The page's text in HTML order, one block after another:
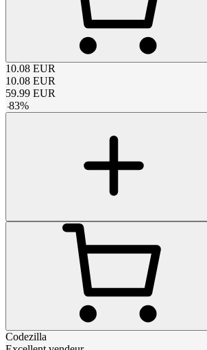
10.08 EUR
10.08 EUR
59.99 EUR
-83%
Codezilla